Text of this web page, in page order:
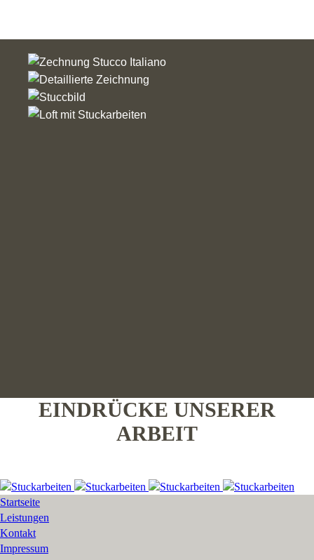
EINDRÜCKE UNSERER
ARBEIT
Startseite
Leistungen
Kontakt
Impressum